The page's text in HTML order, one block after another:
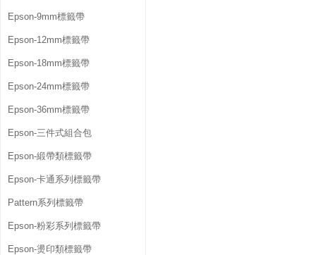
Epson-9mm標籤帶
Epson-12mm標籤帶
Epson-18mm標籤帶
Epson-24mm標籤帶
Epson-36mm標籤帶
Epson-三件式組合包
Epson-緞帶類標籤帶
Epson-卡通系列標籤帶
Pattern系列標籤帶
Epson-粉彩系列標籤帶
Epson-燙印類標籤帶